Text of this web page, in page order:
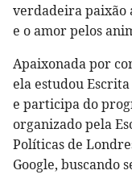
verdadeira paixão
e o amor pelos
Apaixonada por
ela estudou
e participa do
organizado pela
Políticas de
Google, buscando